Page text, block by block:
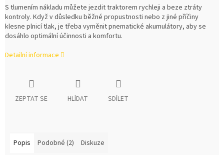
S tlumením nákladu můžete jezdit traktorem rychleji a beze ztráty
kontroly. Když v důsledku běžné propustnosti nebo z jiné příčiny
klesne plnicí tlak, je třeba vyměnit pnematické akumulátory, aby se
dosáhlo optimální účinnosti a komfortu.
Detailní informace
ZEPTAT SE HLÍDAT SDÍLET
Popis Podobné (2) Diskuze